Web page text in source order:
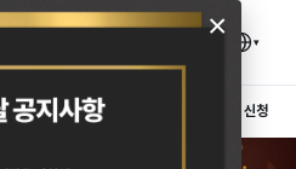
×
About Support 계좌 신청